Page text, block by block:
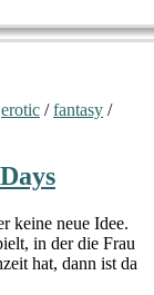
erotic /fantasy /
keine neue Idee.
in der die Frau
hat, dann ist da